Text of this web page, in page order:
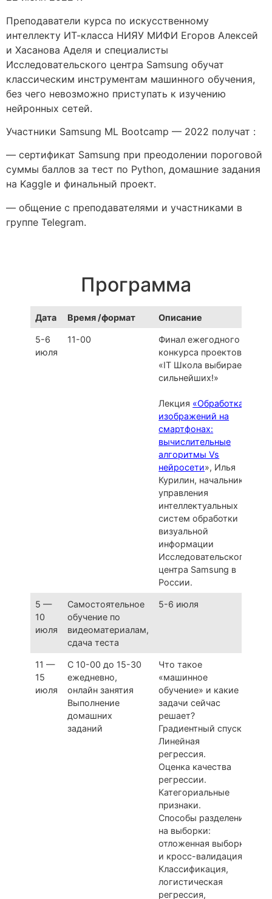
Преподаватели курса по искусственному
интеллекту ИТ-класса НИЯУ МИФИ Егоров Алексей
и Хасанова Аделя и специалисты
Исследовательского центра Samsung обучат
классическим инструментам машинного обучения,
без чего невозможно приступать к изучению
нейронных сетей.
Участники Samsung ML Bootcamp — 2022 получат :
— сертификат Samsung при преодолении пороговой
суммы баллов за тест по Python, домашние задания
на Kaggle и финальный проект.
— общение с преподавателями и участниками в
группе Telegram.
Программа
Дата Время /формат Описание
5-6
июля
11-00
Финал ежегодного
конкурса проектов
«IT Школа выбирает
сильнейших!»
Лекция «Обработка
изображений на
смартфонах:
вычислительные
алгоритмы Vs
нейросети», Илья
Курилин, начальник
управления
интеллектуальных
систем обработки
визуальной
информации
Исследовательского
центра Samsung в
России.
5 —
10
июля
Самостоятельное
обучение по
видеоматериалам,
сдача теста
5-6 июля
11 —
15
июля
С 10-00 до 15-30
ежедневно,
онлайн занятия
Выполнение
домашних
заданий
Что такое
«машинное
обучение» и какие
задачи сейчас
решает?
Градиентный спуск.
Линейная
регрессия.
Оценка качества
регрессии.
Категориальные
признаки.
Способы разделения
на выборки:
отложенная выборка
и кросс-валидация
Классификация,
логистическая
регрессия,